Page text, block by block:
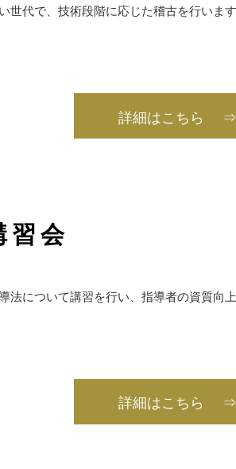
代で、技術段階に応じた稽古を行います
詳細はこちら ⇒
習会
法について講習を行い、指導者の資質向
詳細はこちら ⇒